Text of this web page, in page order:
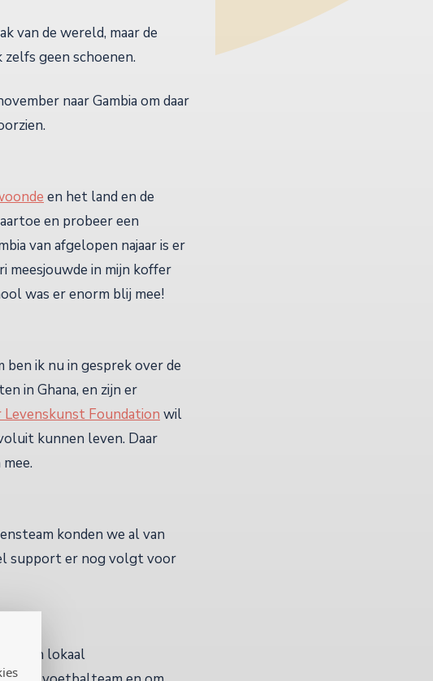
van de wereld, maar de
geen schoenen.
naar Gambia om daar
en het land en de
en probeer een
van afgelopen najaar is er
meesjouwde in mijn koffer
was er enorm blij mee!
ben ik nu in gesprek over de
in Ghana, en zijn er
Foundation wil
kunnen leven. Daar
konden we al van
support er nog volgt voor
een lokaal